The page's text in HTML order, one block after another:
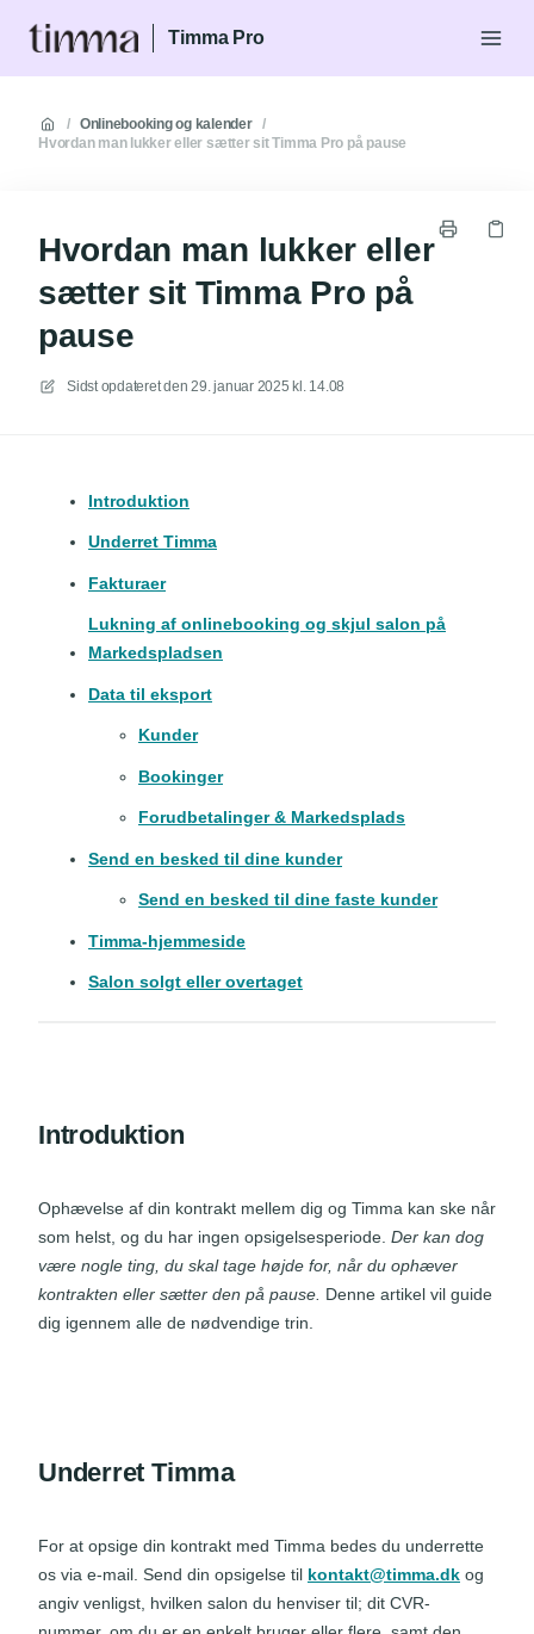
Timma Pro
/ Onlinebooking og kalender /
Hvordan man lukker eller sætter sit Timma Pro på pause
Hvordan man lukker eller
sætter sit Timma Pro på
pause
Sidst opdateret den 29. januar 2025 kl. 14.08
Introduktion
Underret Timma
Fakturaer
Lukning af onlinebooking og skjul salon på
Markedspladsen
Data til eksport
Kunder
Bookinger
Forudbetalinger & Markedsplads
Send en besked til dine kunder
Send en besked til dine faste kunder
Timma-hjemmeside
Salon solgt eller overtaget
Introduktion
Ophævelse af din kontrakt mellem dig og Timma kan ske når
som helst, og du har ingen opsigelsesperiode. Der kan dog
være nogle ting, du skal tage højde for, når du ophæver
kontrakten eller sætter den på pause. Denne artikel vil guide
dig igennem alle de nødvendige trin.
Underret Timma
For at opsige din kontrakt med Timma bedes du underrette
os via e-mail. Send din opsigelse til kontakt@timma.dk og
angiv venligst, hvilken salon du henviser til; dit CVR-